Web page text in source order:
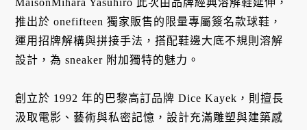
推出於 onefifteen 獨家販售的限量專屬簽名款球鞋，
運用招牌解構與拼接手法，搭配鞋邊大底不規則溶解
設計，為 sneaker 附加獨特的魅力。
創立於 1992 年的巴黎高訂品牌 Dice Kayek，則擅長
汲取電影、藝術與私密記憶，設計充滿雕塑與建築感